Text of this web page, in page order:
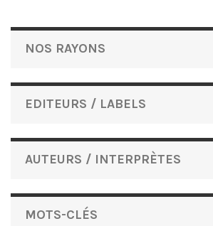
NOS RAYONS
EDITEURS / LABELS
AUTEURS / INTERPRÈTES
MOTS-CLÉS